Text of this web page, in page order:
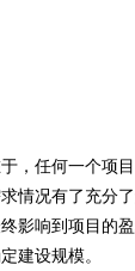
任何一个项
情况有了充分
影响到项目的
建设规模。